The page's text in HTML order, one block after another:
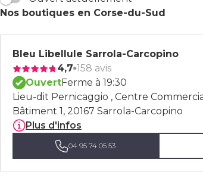
Nos boutiques en Corse-du-Sud
Bleu Libellule Sarrola-Carcopino
4,7 158 avis
OuvertFerme à 19:30
Lieu-dit Pernicaggio , Centre
Bâtiment 1, 20167 Sarrola-Carcopino
Plus d'infos
04 95 74 05 53